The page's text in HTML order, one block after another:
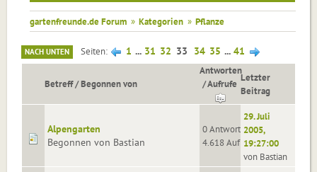
gartenfreunde.de Forum » Kategorien » Pflanze
NACH UNTEN Seiten 1 ... 31 32 33 34 35 ... 41
Betreff/Begonnen von
Antworten
/Aufrufe
Letzter
Beitrag
Alpengarten
Begonnen von Bastian
0 Antworten
4.618 Aufrufe
29. Juli
2005,
19:27:00
von Bastian